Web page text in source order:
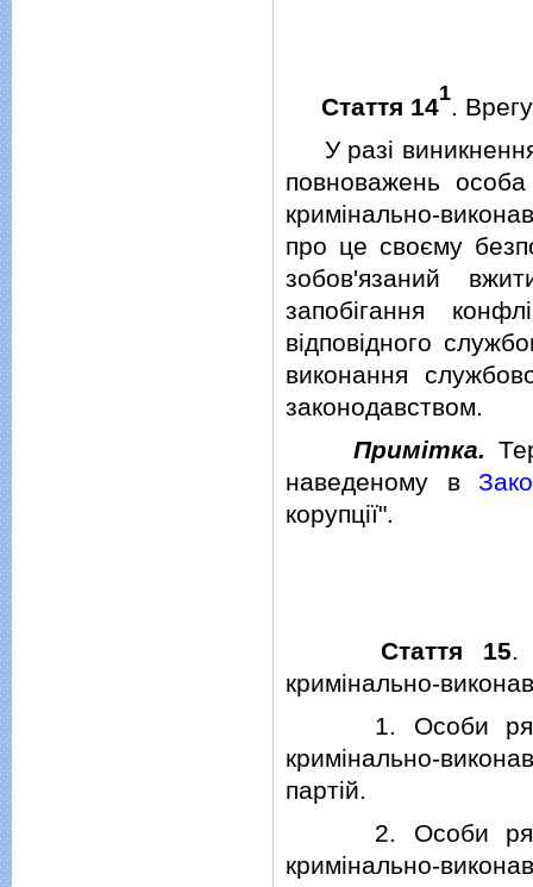
Стаття 141.
У разi виникнення
повноважень
кримiнально-
про це своєму
зобов'язаний
запобiгання
вiдповiдного
виконання
законодавством.
Примiтка.
наведеному в
корупцiї".
Стаття 15.
кримiнально-
1. Особи
кримiнально-
партiй.
2. Особи
кримiнально-